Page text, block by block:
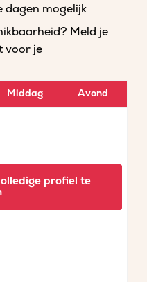
dagen mogelijk
Meld je
voor je
Middag Avond
profiel te